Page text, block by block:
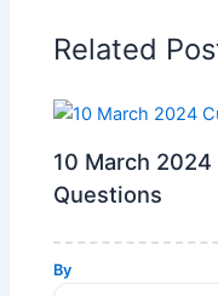
Related
10 March
Questions
By